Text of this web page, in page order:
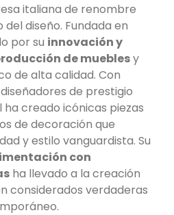
italiana de renombre
diseño. Fundada en
por su innovación y
de mueblesy
de alta calidad. Con
de prestigio
creado icónicas piezas
de decoración que
y estilo vanguardista. Su
con
ha llevado a la creación
considerados verdaderas